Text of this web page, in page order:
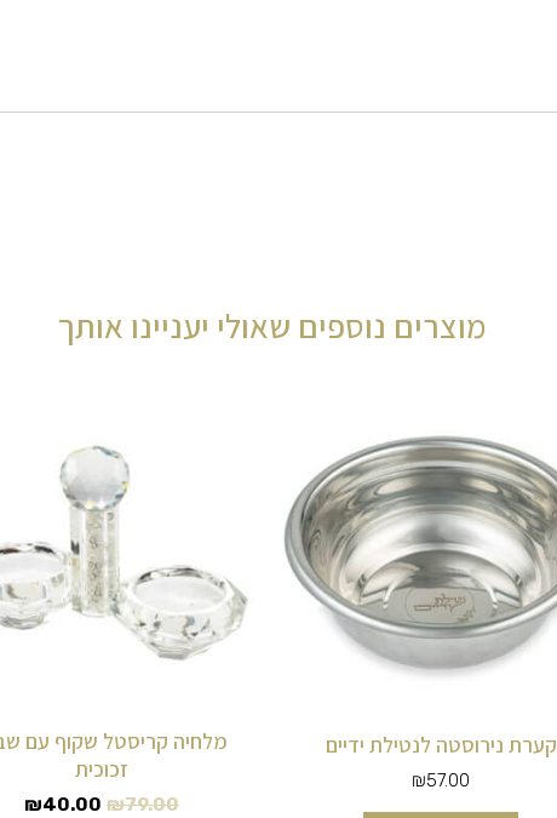
מוצרים נוספים שאולי יעניינו אותך
קערת נירוסטה לנטילת ידיים
₪57.00
מלחיה קריסטל שקוף עם
זכוכית
₪79.00
היה:
₪79.00.
₪40.00